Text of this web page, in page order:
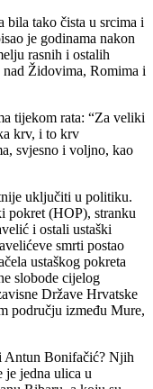
bila tako čista u srcima i
je godinama nakon
rasnih i ostalih
Židovima, Romima i
tijekom rata: “Za veliki
krv, i to krv
svjesno i voljno, kao
uključiti u politiku.
pokret (HOP), stranku
i ostali ustaški
smrti postao
ustaškog pokreta
slobode cijelog
Države Hrvatske
području između Mure,
Antun Bonifačić? Njih
je jedna ulica u